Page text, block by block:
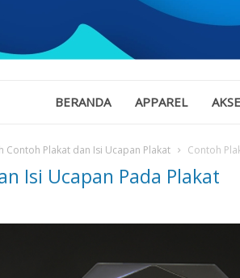
BERANDA APPAREL
Contoh Plakat dan Isi Ucapan Plakat Contoh
Isi Ucapan Pada Plakat